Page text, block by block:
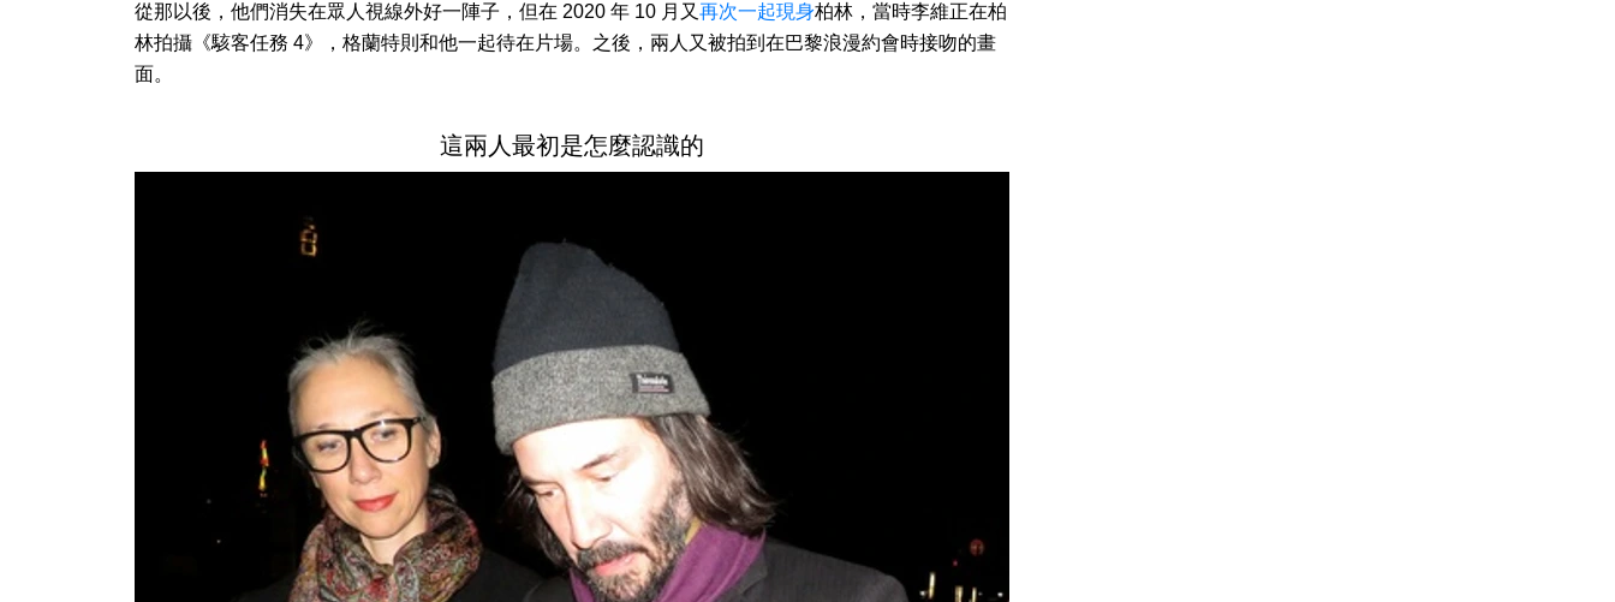
從那以後，他們消失在眾人視線外好一陣子，但在 2020 年 10 月又 再次一起現身柏林，當時李維正在柏
林拍攝《駭客任務 4》，格蘭特則和他一起待在片場。之後，兩人又被拍到在巴黎浪漫約會時接吻的畫
面。
這兩人最初是怎麼認識的